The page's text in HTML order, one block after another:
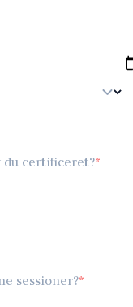
du certificeret?
sessioner?